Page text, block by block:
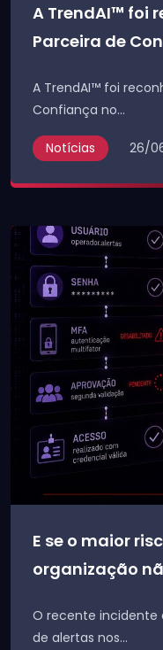
A TrendAI™ foi
Parceira de
A TrendAI™ foi
Confiança no...
Notícias 26/
E se o maior
organização
O recente incidente
de alertas nos...